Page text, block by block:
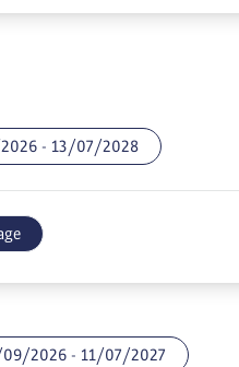
- 13/07/2028
2026 - 11/07/2027